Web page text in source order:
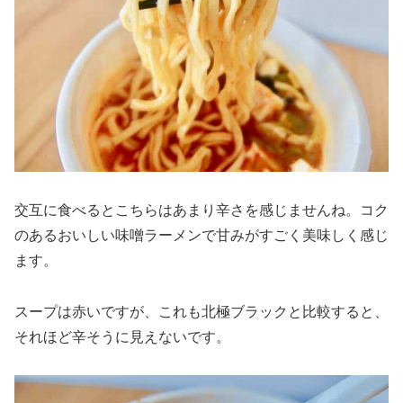
交互に食べるとこちらはあまり辛さを感じませんね。コク
のあるおいしい味噌ラーメンで甘みがすごく美味しく感じ
ます。
スープは赤いですが、これも北極ブラックと比較すると、
それほど辛そうに見えないです。